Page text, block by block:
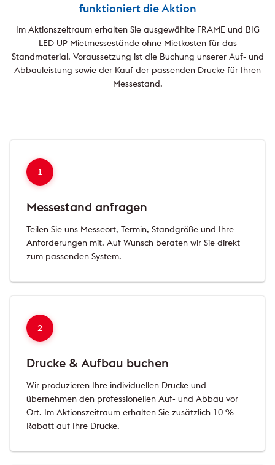
funktioniert die Aktion
Im Aktionszeitraum erhalten Sie ausgewählte FRAME und BIG
LED UP Mietmessestände ohne Mietkosten für das
Standmaterial. Voraussetzung ist die Buchung unserer Auf- und
Abbauleistung sowie der Kauf der passenden Drucke für Ihren
Messestand.
1
Messestand anfragen
Teilen Sie uns Messeort, Termin, Standgröße und Ihre
Anforderungen mit. Auf Wunsch beraten wir Sie direkt
zum passenden System.
2
Drucke & Aufbau buchen
Wir produzieren Ihre individuellen Drucke und
übernehmen den professionellen Auf- und Abbau vor
Ort. Im Aktionszeitraum erhalten Sie zusätzlich 10 %
Rabatt auf Ihre Drucke.